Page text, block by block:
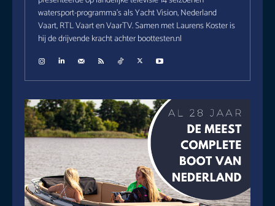
watersport-programma's als Yacht Vision, Nederland
Vaart, RTL Vaart en VaarTV. Samen met Laurens Koster is
hij de drijvende kracht achter boottesten.nl